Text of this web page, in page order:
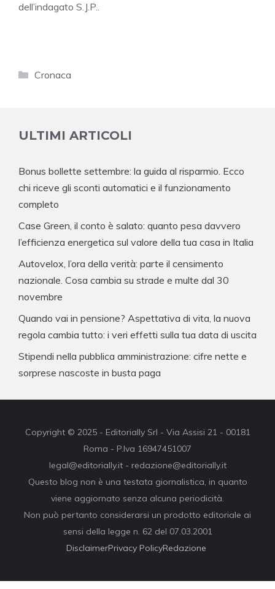
dell’indagato S.J.P..
Categorie
Cronaca
ULTIMI ARTICOLI
Bonus bollette settembre: la guida al risparmio. Ecco
chi riceve gli sconti automatici e il funzionamento
completo
Case Green, il conto è salato: quanto pesa davvero
l’efficienza energetica sul valore della tua casa in Italia
Autovelox, l’ora della verità: parte il censimento
nazionale. Cosa cambia su strade e multe dal 30
novembre
Quando vai in pensione? Aspettativa di vita, la nuova
regola cambia tutto: i veri effetti sulla tua data di uscita
Stipendi nella pubblica amministrazione: cifre nette e
sorprese nascoste in busta paga
Copyright © 2025 - Editorially Srl - Via Assisi 21 - 00181
Roma - P.Iva 16947451007
legal@editorially.it - redazione@editorially.it
Questo blog non è una testata giornalistica, in quanto
viene aggiornato senza alcuna periodicità.
Non può pertanto considerarsi un prodotto editoriale ai
sensi della legge n. 62 del 07.03.2001
DisclaimerPrivacy PolicyRedazione